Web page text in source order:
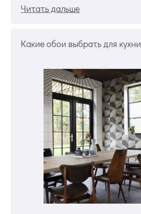
Читать дальше
Какие обои выбрать для кухни